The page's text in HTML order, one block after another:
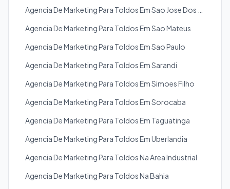
Agencia De Marketing Para Toldos Em Sao Mateus
Agencia De Marketing Para Toldos Em Sao Paulo
Agencia De Marketing Para Toldos Em Sarandi
Agencia De Marketing Para Toldos Em Simoes Filho
Agencia De Marketing Para Toldos Em Sorocaba
Agencia De Marketing Para Toldos Em Taguatinga
Agencia De Marketing Para Toldos Em Uberlandia
Agencia De Marketing Para Toldos Na Area Industrial
Agencia De Marketing Para Toldos Na Bahia